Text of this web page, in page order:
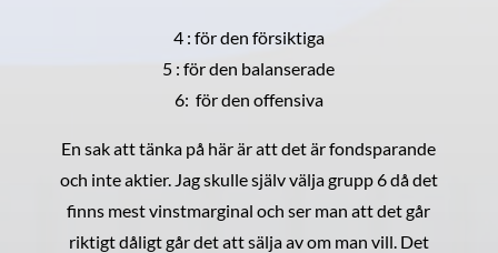
4 : för den försiktiga
5 : för den balanserade
6: för den offensiva
En sak att tänka på här är att det är fondsparande
och inte aktier. Jag skulle själv välja grupp 6 då det
finns mest vinstmarginal och ser man att det går
riktigt dåligt går det att sälja av om man vill. Det